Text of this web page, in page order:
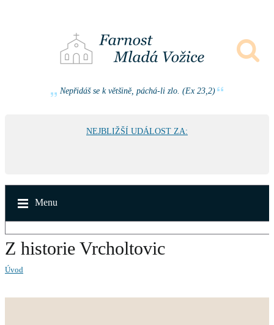
Nepřidáš se k většině, páchá-li zlo. (Ex 23,2)
NEJBLIŽŠÍ UDÁLOST ZA:
Menu
Z historie Vrcholtovic
Úvod